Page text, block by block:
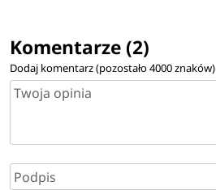
Komentarze (2)
Dodaj komentarz (pozostało4000znaków)